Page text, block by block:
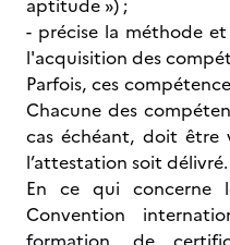
aptitude ») ;
- précise la méthode
l'acquisition des
Parfois, ces
Chacune des
cas échéant, doit
l’attestation soit délivré.
En ce qui concerne
Convention